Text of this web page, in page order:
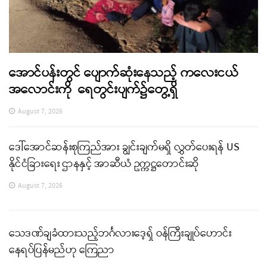
အောင်ပန်းတွင် ပျောက်ဆုံးနေသည့် ကလေးငယ်
အလောင်းကို ရေတွင်းပျက်၌တွေ့ရှိ
August 7, 2026
ဒေါ်အောင်ဆန်းစုကြည်အား ချွင်းချက်မရှိ လွှတ်ပေးရန် US
နိုင်ငံခြားရေး ဌာနနှင့် အာဆီယံ ဥက္ကဋ္ဌတောင်းဆို
August 7, 2026
သေဒဏ်ချခံထားသည့်ဘင်္ဂလားဒေ့ရှ် ဝန်ကြီးချုပ်ဟောင်း
နေရပ်ပြန်မည်ဟု ကြေညာ